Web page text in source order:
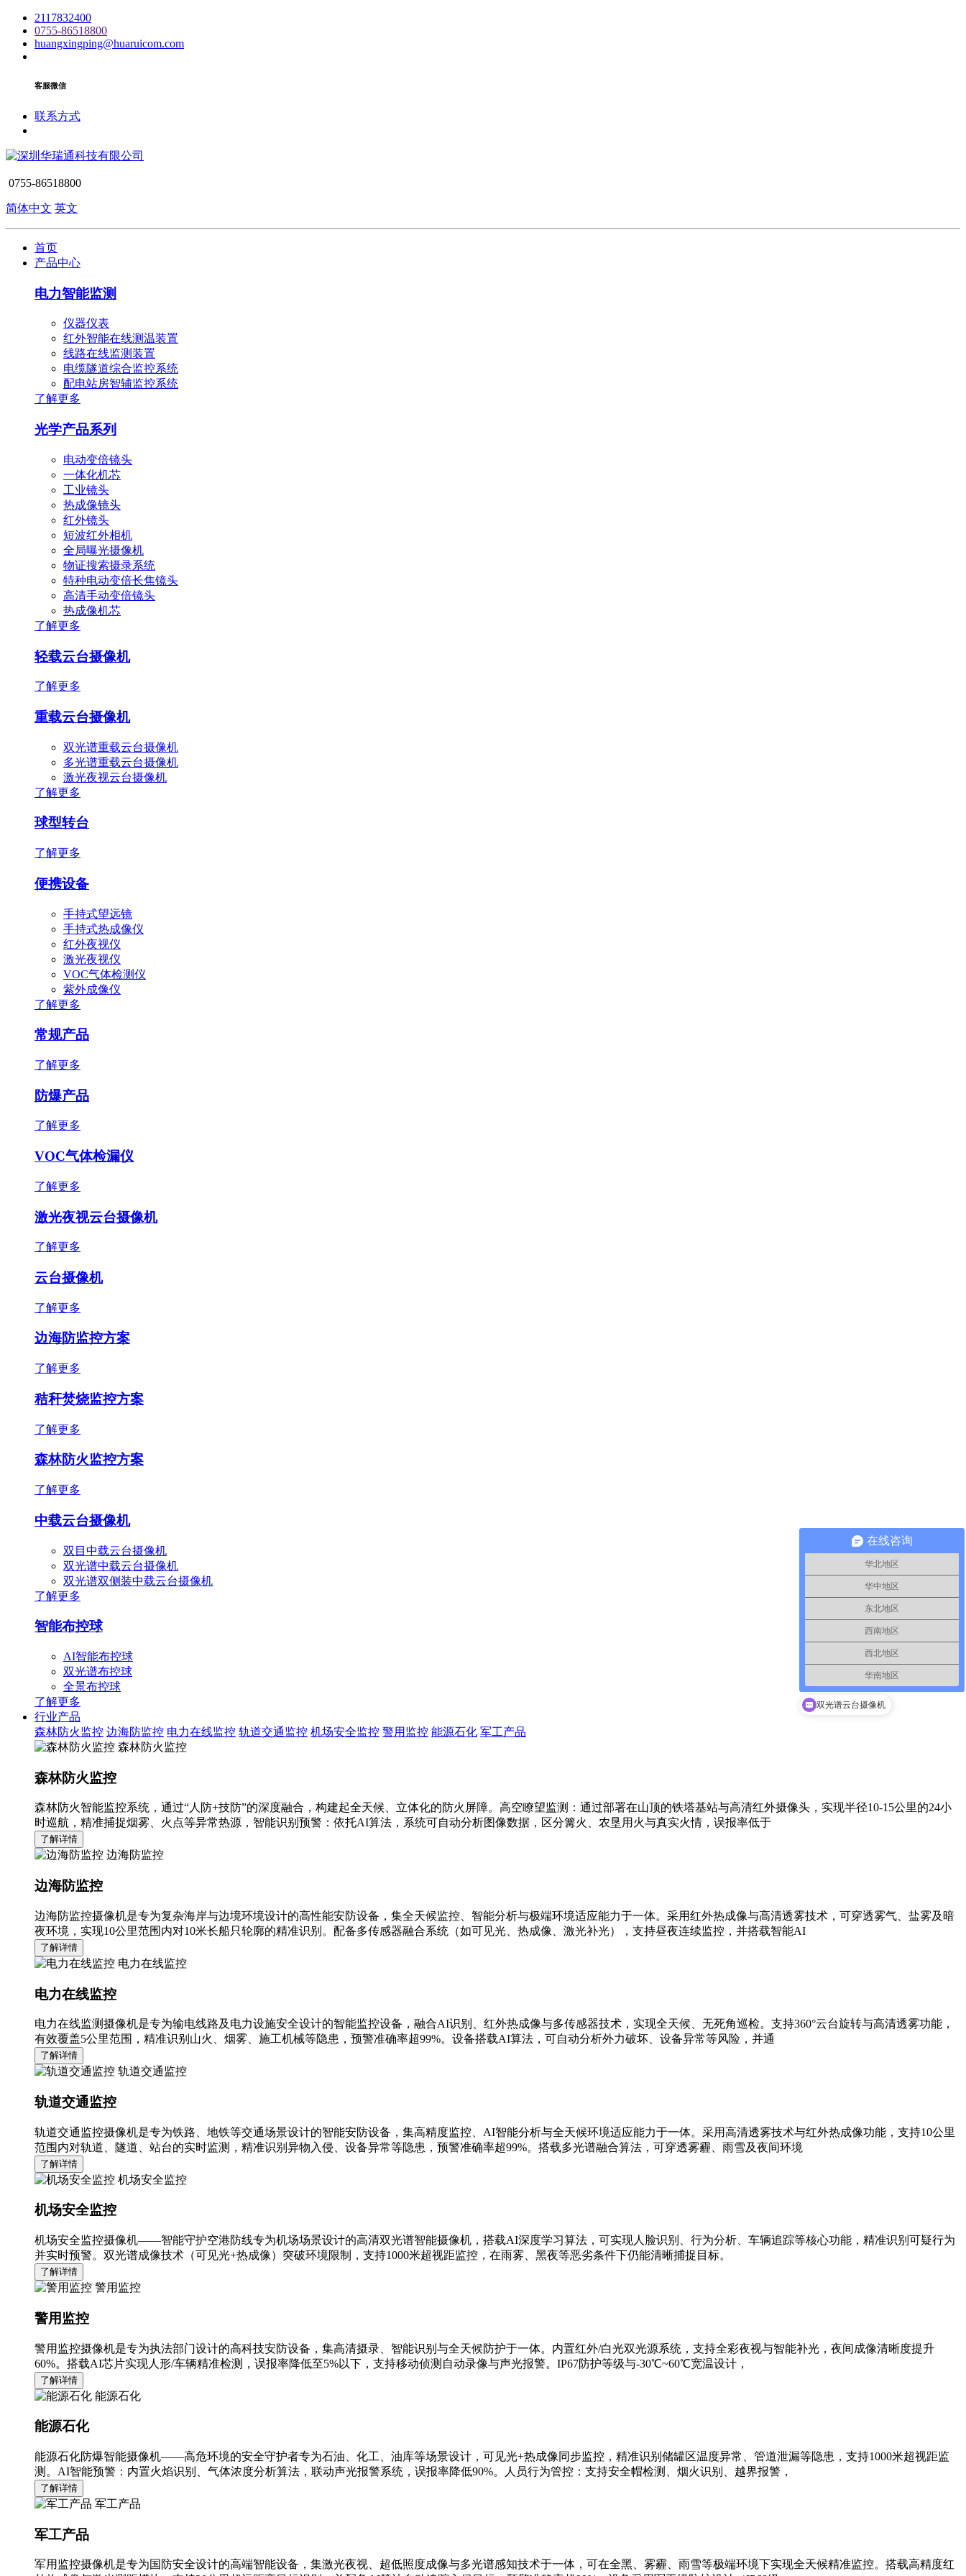
2117832400
0755-86518800
huangxingping@huaruicom.com
客服微信
联系方式
0755-86518800
简体中文 英文
首页
产品中心
电力智能监测
仪器仪表
红外智能在线测温装置
线路在线监测装置
电缆隧道综合监控系统
配电站房智辅监控系统
了解更多
光学产品系列
电动变倍镜头
一体化机芯
工业镜头
热成像镜头
红外镜头
短波红外相机
全局曝光摄像机
物证搜索摄录系统
特种电动变倍长焦镜头
高清手动变倍镜头
热成像机芯
了解更多
轻载云台摄像机
了解更多
重载云台摄像机
双光谱重载云台摄像机
多光谱重载云台摄像机
激光夜视云台摄像机
了解更多
球型转台
了解更多
便携设备
手持式望远镜
手持式热成像仪
红外夜视仪
激光夜视仪
VOC气体检测仪
紫外成像仪
了解更多
常规产品
了解更多
防爆产品
了解更多
VOC气体检漏仪
了解更多
激光夜视云台摄像机
了解更多
云台摄像机
了解更多
边海防监控方案
了解更多
秸秆焚烧监控方案
了解更多
森林防火监控方案
了解更多
中载云台摄像机
双目中载云台摄像机
双光谱中载云台摄像机
双光谱双侧装中载云台摄像机
了解更多
智能布控球
AI智能布控球
双光谱布控球
全景布控球
了解更多
行业产品
森林防火监控 边海防监控 电力在线监控 轨道交通监控 机场安全监控 警用监控 能源石化 军工产品
森林防火监控
森林防火监控
森林防火智能监控系统，通过“人防+技防”的深度融合，构建起全天候、立体化的防火屏障。高空瞭望监测：通过部署在山顶的铁塔基站与高清红外摄像头，实现半径10-15公里的24小
时巡航，精准捕捉烟雾、火点等异常热源，智能识别预警：依托AI算法，系统可自动分析图像数据，区分篝火、农垦用火与真实火情，误报率低于
了解详情
边海防监控
边海防监控
边海防监控摄像机是专为复杂海岸与边境环境设计的高性能安防设备，集全天候监控、智能分析与极端环境适应能力于一体。采用红外热成像与高清透雾技术，可穿透雾气、盐雾及暗
夜环境，实现10公里范围内对10米长船只轮廓的精准识别。配备多传感器融合系统（如可见光、热成像、激光补光），支持昼夜连续监控，并搭载智能AI
了解详情
电力在线监控
电力在线监控
电力在线监测摄像机是专为输电线路及电力设施安全设计的智能监控设备，融合AI识别、红外热成像与多传感器技术，实现全天候、无死角巡检。支持360°云台旋转与高清透雾功能，
有效覆盖5公里范围，精准识别山火、烟雾、施工机械等隐患，预警准确率超99%。设备搭载AI算法，可自动分析外力破坏、设备异常等风险，并通
了解详情
轨道交通监控
轨道交通监控
轨道交通监控摄像机是专为铁路、地铁等交通场景设计的智能安防设备，集高精度监控、AI智能分析与全天候环境适应能力于一体。采用高清透雾技术与红外热成像功能，支持10公里
范围内对轨道、隧道、站台的实时监测，精准识别异物入侵、设备异常等隐患，预警准确率超99%。搭载多光谱融合算法，可穿透雾霾、雨雪及夜间环境
了解详情
机场安全监控
机场安全监控
机场安全监控摄像机——智能守护空港防线专为机场场景设计的高清双光谱智能摄像机，搭载AI深度学习算法，可实现人脸识别、行为分析、车辆追踪等核心功能，精准识别可疑行为
并实时预警。双光谱成像技术（可见光+热成像）突破环境限制，支持1000米超视距监控，在雨雾、黑夜等恶劣条件下仍能清晰捕捉目标。
了解详情
警用监控
警用监控
警用监控摄像机是专为执法部门设计的高科技安防设备，集高清摄录、智能识别与全天候防护于一体。内置红外/白光双光源系统，支持全彩夜视与智能补光，夜间成像清晰度提升
60%。搭载AI芯片实现人形/车辆精准检测，误报率降低至5%以下，支持移动侦测自动录像与声光报警。IP67防护等级与-30℃~60℃宽温设计，
了解详情
能源石化
能源石化
能源石化防爆智能摄像机——高危环境的安全守护者专为石油、化工、油库等场景设计，可见光+热成像同步监控，精准识别储罐区温度异常、管道泄漏等隐患，支持1000米超视距监
测。AI智能预警：内置火焰识别、气体浓度分析算法，联动声光报警系统，误报率降低90%。人员行为管控：支持安全帽检测、烟火识别、越界报警，
了解详情
军工产品
军工产品
军用监控摄像机是专为国防安全设计的高端智能设备，集激光夜视、超低照度成像与多光谱感知技术于一体，可在全黑、雾霾、雨雪等极端环境下实现全天候精准监控。搭载高精度红
在线咨询
华北地区
华中地区
东北地区
西南地区
西北地区
华南地区
双光谱云台摄像机